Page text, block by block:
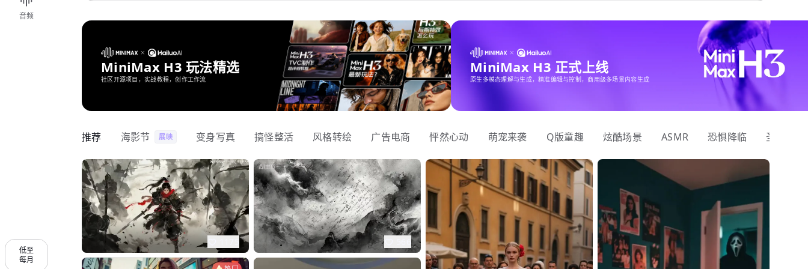
音频
低至
每月
MiniMax H3 玩法精选
社区开源项目，实战教程，创作工作流
MiniMax H3 正式上线
原生多模态理解与生成，精准编辑与控制，商用级多场景内容生成
推荐 海影节 展映 变身写真 搞怪整活 风格转绘 广告电商 怦然心动 萌宠来袭 Q版童趣 炫酷场景 ASMR 恐惧降临 圣诞狂欢